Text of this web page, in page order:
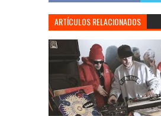
ARTÍCULOS RELACIONADOS